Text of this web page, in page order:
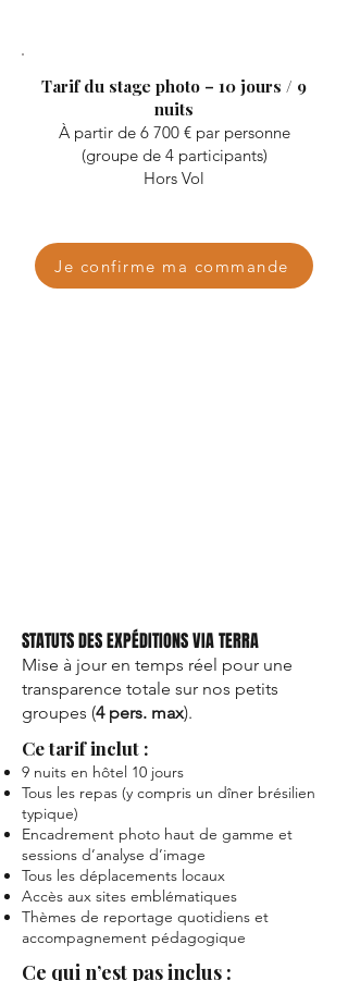
Tarif du stage photo – 10 jours / 9
nuits
À partir de 6 700 € par personne
(groupe de 4 participants)
Hors Vol
Je confirme ma commande
STATUTS DES EXPÉDITIONS VIA TERRA
Mise à jour en temps réel pour une
transparence totale sur nos petits
groupes (4 pers. max).
Ce tarif inclut :
9 nuits en hôtel 10 jours
Tous les repas (y compris un dîner brésilien
typique)
Encadrement photo haut de gamme et
sessions d’analyse d’image
Tous les déplacements locaux
Accès aux sites emblématiques
Thèmes de reportage quotidiens et
accompagnement pédagogique
Ce qui n’est pas inclus :